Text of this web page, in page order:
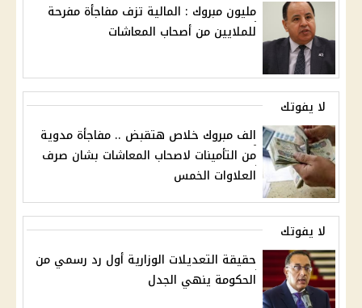
مليون مبروك : المالية تزف مفاجأة مفرحة
للملايين من أصحاب المعاشات
لا يفوتك
الف مبروك خلاص هتقبض .. مفاجأة مدوية
من التأمينات لاصحاب المعاشات بشان صرف
العلاوات الخمس
لا يفوتك
حقيقة التعديلات الوزارية أول رد رسمي من
الحكومة ينهي الجدل